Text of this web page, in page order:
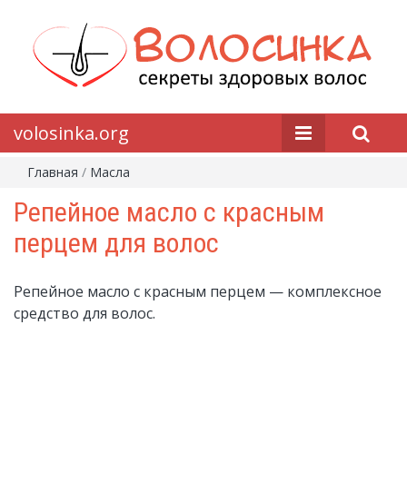
volosinka.org
Главная / Масла
Репейное масло с красным
перцем для волос
Репейное масло с красным перцем — комплексное
средство для волос.